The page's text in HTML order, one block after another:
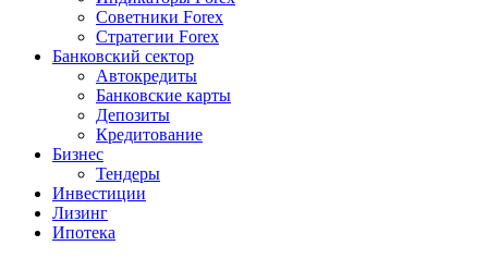
Советники Forex
Стратегии Forex
Банковский сектор
Автокредиты
Банковские карты
Депозиты
Кредитование
Бизнес
Тендеры
Инвестиции
Лизинг
Ипотека